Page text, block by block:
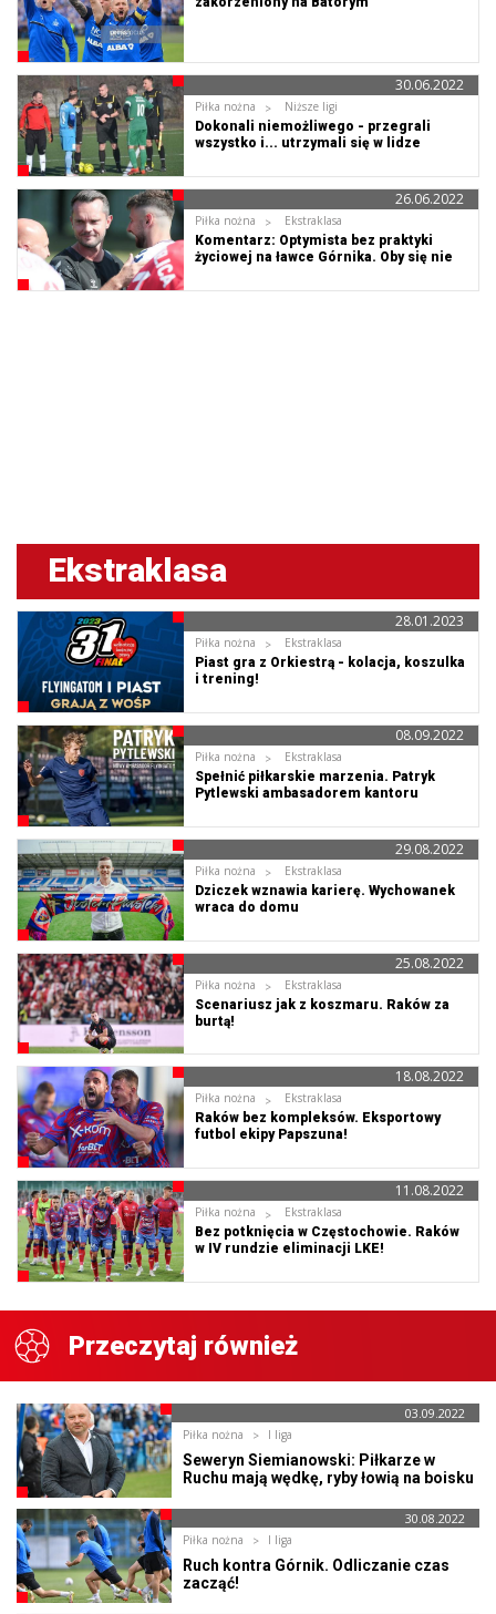
Piłka nożna
Niższe ligi
Dokonali niemożliwego - przegrali
wszystko i... utrzymali się w lidze
30.06.2022
Piłka nożna
Ekstraklasa
Komentarz: Optymista bez praktyki
życiowej na ławce Górnika. Oby się nie
26.06.2022
Ekstraklasa
Piłka nożna
Ekstraklasa
Piast gra z Orkiestrą - kolacja, koszulka
i trening!
28.01.2023
Piłka nożna
Ekstraklasa
Spełnić piłkarskie marzenia. Patryk
Pytlewski ambasadorem kantoru
08.09.2022
Piłka nożna
Ekstraklasa
Dziczek wznawia karierę. Wychowanek
wraca do domu
29.08.2022
Piłka nożna
Ekstraklasa
Scenariusz jak z koszmaru. Raków za
burtą!
25.08.2022
Piłka nożna
Ekstraklasa
Raków bez kompleksów. Eksportowy
futbol ekipy Papszuna!
18.08.2022
Piłka nożna
Ekstraklasa
Bez potknięcia w Częstochowie. Raków
w IV rundzie eliminacji LKE!
11.08.2022
Przeczytaj również
03.09.2022
Piłka nożna I liga
Seweryn Siemianowski: Piłkarze w
Ruchu mają wędkę, ryby łowią na boisku
30.08.2022
Piłka nożna I liga
Ruch kontra Górnik. Odliczanie czas
zacząć!